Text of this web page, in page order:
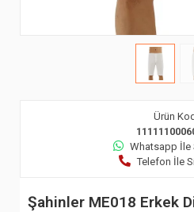
Ürün
Whatsapp İle
Telefon İle
Şahinler ME018 Erkek